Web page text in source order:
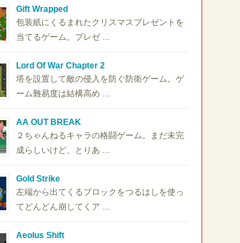
Gift Wrapped
包装紙にくるまれたクリスマスプレゼントを
当てるゲーム。プレゼ …
Lord Of War Chapter 2
塔を設置して敵の侵入を防ぐ防衛ゲーム。ゲ
ーム難易度は結構高め …
AA OUT BREAK
２ちゃんねるキャラの格闘ゲーム。まだ未完
成らしいけど、とりあ …
Gold Strike
左端から出てくるブロックをつるはしを使っ
てどんどん崩してくア …
Aeolus Shift